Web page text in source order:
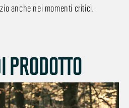
anche nei momenti critici.
PRODOTTO